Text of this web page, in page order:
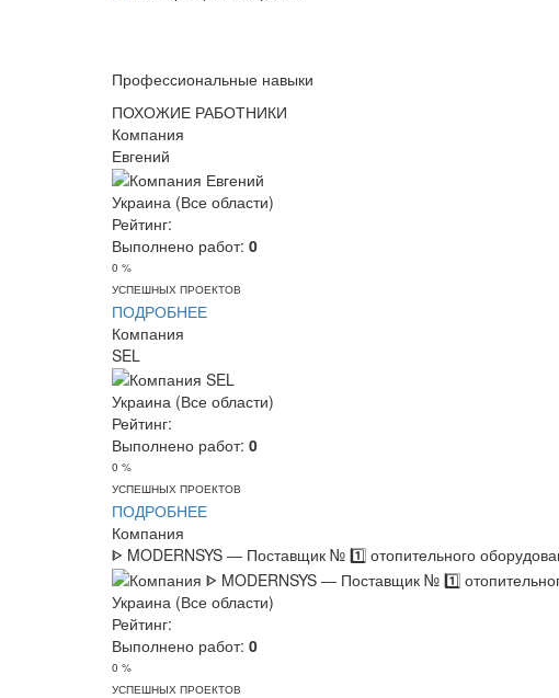
Профессиональные навыки
ПОХОЖИЕ РАБОТНИКИ
Компания
Евгений
Украина (Все области)
Рейтинг:
Выполнено работ: 0
0 %
УСПЕШНЫХ ПРОЕКТОВ
ПОДРОБНЕЕ
Компания
SEL
Украина (Все области)
Рейтинг:
Выполнено работ: 0
0 %
УСПЕШНЫХ ПРОЕКТОВ
ПОДРОБНЕЕ
Компания
ᐈ MODERNSYS ― Поставщик № 1️⃣ отопительного
Украина (Все области)
Рейтинг:
Выполнено работ: 0
0 %
УСПЕШНЫХ ПРОЕКТОВ